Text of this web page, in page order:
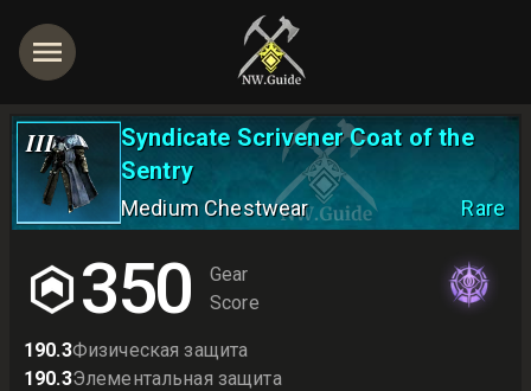
III
Syndicate Scrivener Coat of the
Sentry
Medium Chestwear Rare
350
Gear
Score
190.3Физическая защита
190.3Элементальная защита